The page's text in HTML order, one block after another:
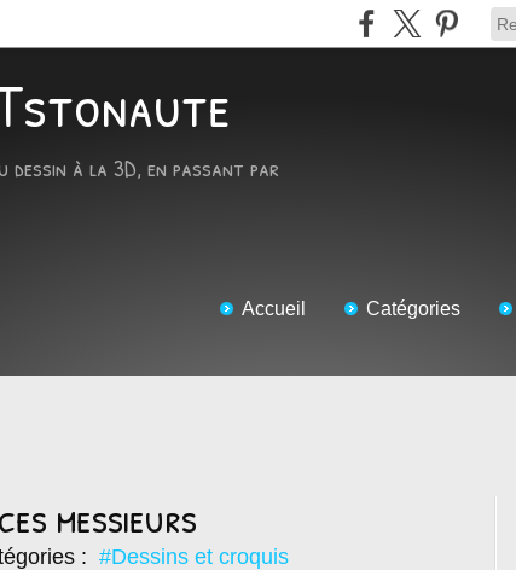
à la 3D, en passant par
Accueil Catégories
messieurs
: #Dessins et croquis